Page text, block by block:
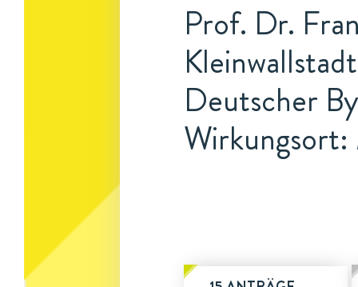
Prof. Dr.
Deutscher